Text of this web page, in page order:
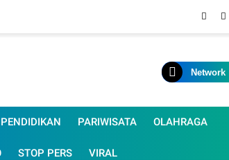
Network
PENDIDIKAN PARIWISATA OLAHRAGA
STOP PERS VIRAL